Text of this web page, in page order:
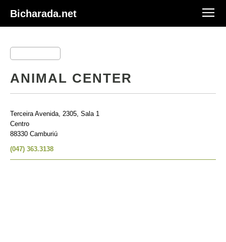
Bicharada.net
ANIMAL CENTER
Terceira Avenida, 2305, Sala 1
Centro
88330 Camburiú
(047) 363.3138